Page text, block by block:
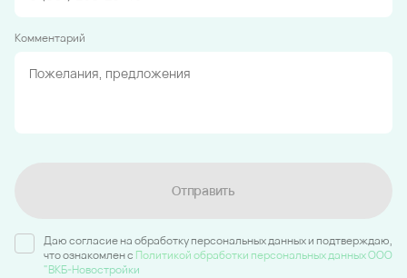
Комментарий
Отправить
Даю согласие на обработку персональных данных и подтверждаю,
что ознакомлен c Политикой обработки персональных данных ООО
"ВКБ-Новостройки